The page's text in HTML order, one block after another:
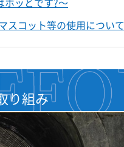
スコット等の使用について
り組み